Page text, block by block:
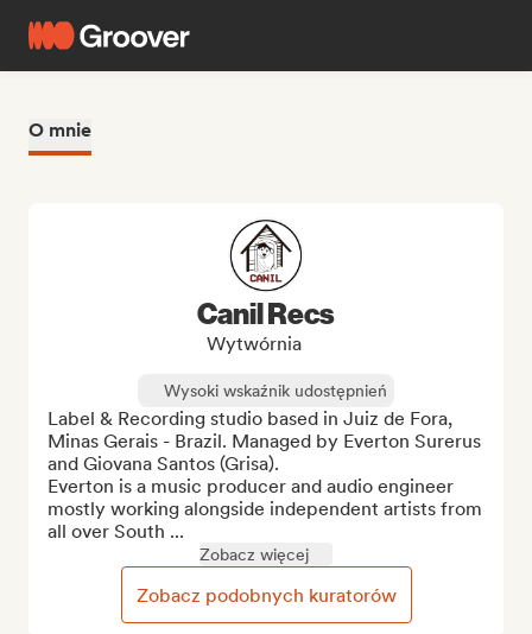
O mnie
Canil Recs
Wytwórnia
Wysoki wskaźnik udostępnień
Label & Recording studio based in Juiz de Fora,
Minas Gerais - Brazil. Managed by Everton Surerus
and Giovana Santos (Grisa).
Everton is a music producer and audio engineer
mostly working alongside independent artists from
all over South ...
Zobacz więcej
Zobacz podobnych kuratorów